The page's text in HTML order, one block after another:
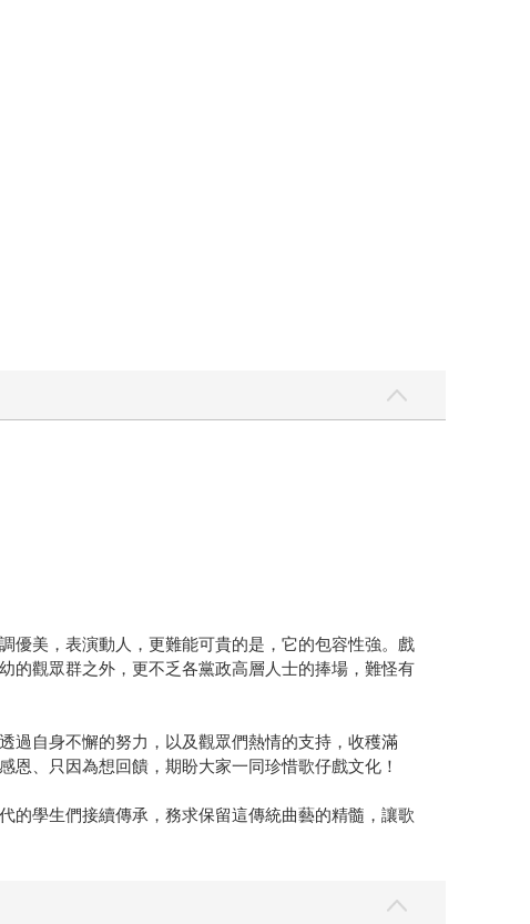
優美，表演動人，更難能可貴的是，它的包容性強。戲
的觀眾群之外，更不乏各黨政高層人士的捧場，難怪有
過自身不懈的努力，以及觀眾們熱情的支持，收穫滿
、只因為想回饋，期盼大家一同珍惜歌仔戲文化！
的學生們接續傳承，務求保留這傳統曲藝的精髓，讓歌